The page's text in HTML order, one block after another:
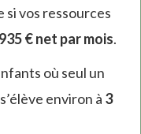
si vos ressources
€ net par mois.
où seul un
environ à 3